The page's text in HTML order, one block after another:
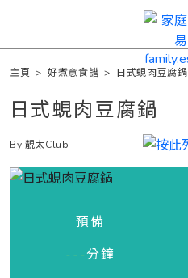
主頁 >好煮意食譜 > 日式蜆肉豆腐鍋
日式蜆肉豆腐鍋
By 靚太Club
預備
---分鐘